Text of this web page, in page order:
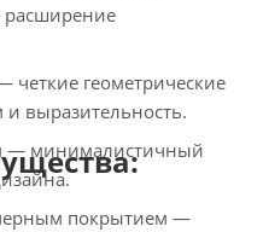
расширение
четкие геометрические
выразительность.
— минималистичный
покрытием —